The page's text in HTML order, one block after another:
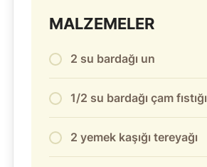
MALZEMELER
2 su bardağı un
1/2 su bardağı çam fıstığı
2 yemek kaşığı tereyağı